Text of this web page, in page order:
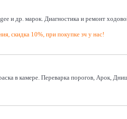
и др. марок. Диагностика и ремонт
скидка 10%, при покупке зч у нас!
в камере. Переварка порогов, Арок,